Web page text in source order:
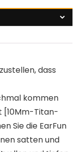
dass
kommen
[10Mm-Titan-
Sie die EarFun
satten und